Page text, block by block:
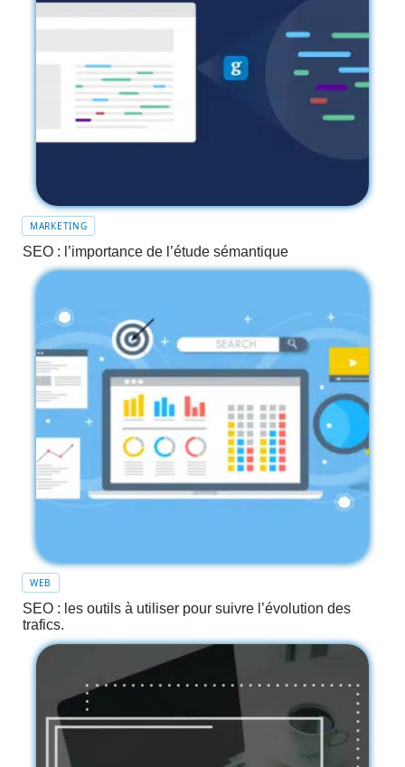
MARKETING
SEO : l’importance de l’étude sémantique
WEB
SEO : les outils à utiliser pour suivre l’évolution des
trafics.